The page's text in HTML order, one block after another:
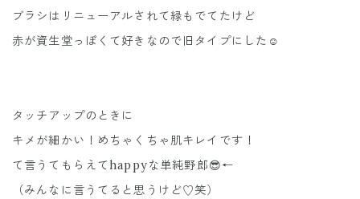
ブラシはリニューアルされて緑もでてたけど
赤が資生堂っぽくて好きなので旧タイプにした☺️
タッチアップのときに
キメが細かい！めちゃくちゃ肌キレイです！
て言うてもらえてhappyな単純野郎😎←
（みんなに言うてると思うけど♡笑）